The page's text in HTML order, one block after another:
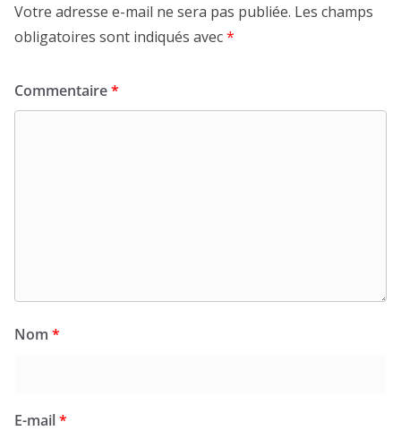
Votre adresse e-mail ne sera pas publiée. Les champs
obligatoires sont indiqués avec*
Commentaire*
Nom *
E-mail*